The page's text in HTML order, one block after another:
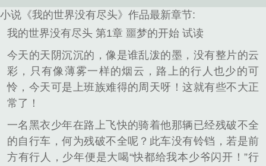
小说《我的世界没有尽头》作品最新章节:
我的世界没有尽头 第1章 噩梦的开始 试读
今天的天阴沉沉的，像是谁乱泼的墨，没有整片的云
彩，只有像薄雾一样的烟云，路上的行人也少的可
怜，今天可是上班族难得的周天呀！这就有些不大正
常了！
一名黑衣少年在路上飞快的骑着他那辆已经残破不全
的自行车，何为残破不全呢？此车没有铃铛，若是前
方有行人，少年便是大喝“快都给我本少爷闪开！”行